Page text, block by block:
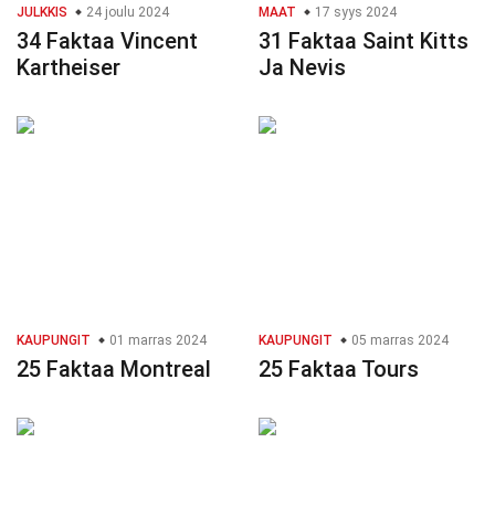
JULKKIS 24 joulu 2024
34 Faktaa Vincent
Kartheiser
MAAT 17 syys 2024
31 Faktaa Saint Kitts
Ja Nevis
KAUPUNGIT 01 marras 2024
25 Faktaa Montreal
KAUPUNGIT 05 marras 2024
25 Faktaa Tours